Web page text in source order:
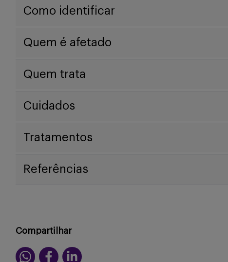
Como identificar
Quem é afetado
Quem trata
Cuidados
Tratamentos
Referências
Compartilhar